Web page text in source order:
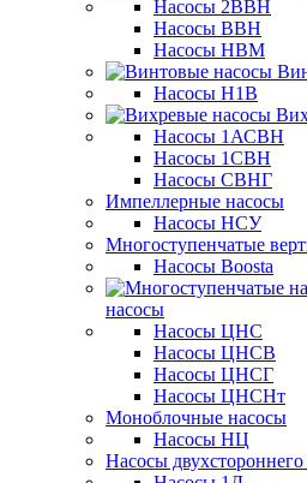
Насосы 2ВВН
Насосы ВВН
Насосы НВМ
Насосы Н1В
Насосы 1АСВН
Насосы 1СВН
Насосы СВНГ
Импеллерные насосы
Насосы НСУ
Многоступенчатые
Насосы Boosta
насосы
Насосы ЦНС
Насосы ЦНСВ
Насосы ЦНСГ
Насосы ЦНСНт
Моноблочные насосы
Насосы НЦ
Насосы двухстороннего